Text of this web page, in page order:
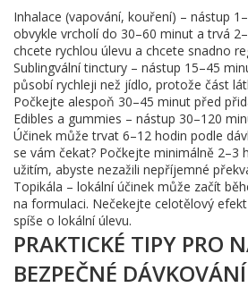
Inhalace (vapování, kouření) – nástup
obvykle vrcholí do 30–60 minut a trvá
chcete rychlou úlevu a chcete snadno
Sublingvální tinctury – nástup 15–45
působí rychleji než jídlo, protože část
Počkejte alespoň 30–45 minut před
Edibles a gummies – nástup 30–120
Účinek může trvat 6–12 hodin podle
se vám čekat? Počkejte minimálně 2–3
užitím, abyste nezažili nepříjemné
Topikála – lokální účinek může začít
na formulaci. Nečekejte celotělový
spíše o lokální úlevu.
PRAKTICKÉ TIPY PRO
BEZPEČNÉ DÁVKOVÁNÍ